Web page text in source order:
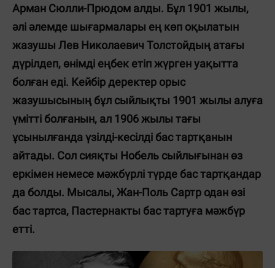
Арман Сюлли-Прюдом алды. Бұл 1901 жылы,
әлі әлемде шығармалары ең көп оқылатын
жазушы Лев Николаевич Толстойдың атағы
дүрілдеп, өнімді еңбек етіп жүрген уақытта
болған еді. Кейбір деректер орыс
жазушысының бұл сыйлықты 1901 жылы алуға
үмітті болғанын, ал 1906 жылы тағы
ұсынылғанда үзілді-кесілді бас тартқанын
айтады. Сол сияқты Нобель сыйлығынан өз
еркімен немесе мәжбүрлі түрде бас тартқандар
да болды. Мысалы, Жан-Поль Сартр одан өзі
бас тартса, Пастернакты бас тартуға мәжбүр
етті.